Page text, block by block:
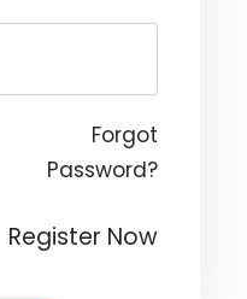
Forgot
Password?
Register Now